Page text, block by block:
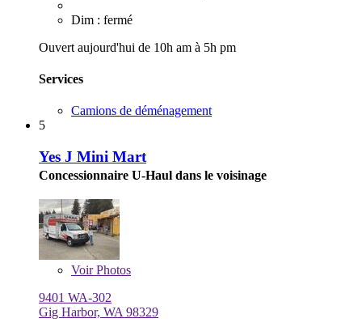
Dim : fermé
Ouvert aujourd'hui de 10h am à 5h pm
Services
Camions de déménagement
5
Yes J Mini Mart
Concessionnaire U-Haul dans le voisinage
VoirPhotos
9401 WA-302
Gig Harbor, WA 98329